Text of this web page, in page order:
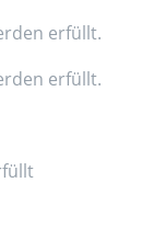
erfüllt.
erfüllt.